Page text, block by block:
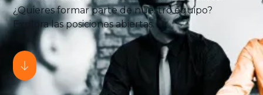
¿Quieres formar parte de nuestro equipo?
Explora las posiciones abiertas.